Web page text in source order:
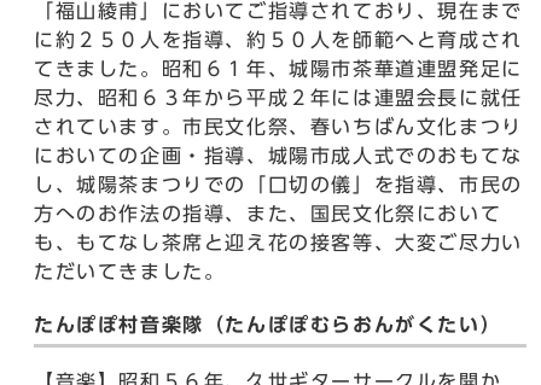
「福山綾甫」においてご指導されており、現在まで
に約２５０人を指導、約５０人を師範へと育成され
てきました。昭和６１年、城陽市茶華道連盟発足に
尽力、昭和６３年から平成２年には連盟会長に就任
されています。市民文化祭、春いちばん文化まつり
においての企画・指導、城陽市成人式でのおもてな
し、城陽茶まつりでの「口切の儀」を指導、市民の
方へのお作法の指導、また、国民文化祭において
も、もてなし茶席と迎え花の接客等、大変ご尽力い
ただいてきました。
たんぽぽ村音楽隊（たんぽぽむらおんがくたい）